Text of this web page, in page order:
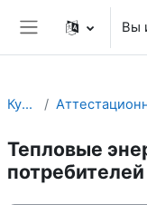
Перейти к основному
Боковая панель
Вы
Курсы
Тепловые
потребителей